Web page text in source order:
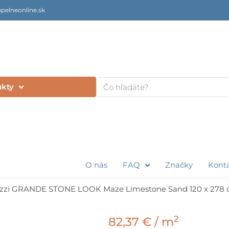
Vyhľadať
O nás FAQ Značky
GRANDE STONE LOOK Maze Limestone Sand 120 x 278
82,37 € / m2